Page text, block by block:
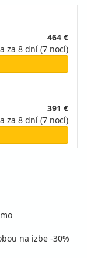
464 €
za 8 dní (7 nocí)
391 €
za 8 dní (7 nocí)
na izbe -30%